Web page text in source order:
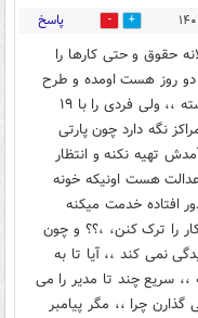
4 پاسخ
حقوق و حتی کارها را
روز هست اومده و طرح
هست به کم جمعیت ترین مرکز درمانی بفرسته ،، ولی فردی را با ۱۹
نگه دارد چون پارتی
تهیه نکنه و انتظار
هست اونیکه خونه
افتاده خدمت میکنه
را ترک کنن، ،؟؟ و چون
نمی کند ،، آیا تا به
،، سریع چند تا مدیر را می
چرا ،، مگر پیامبر